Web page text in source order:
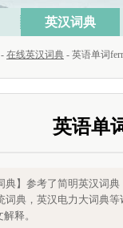
英汉词典
- 在线英汉词典 - 英语单词
英语单
典】参考了简明英汉词
词典，英汉电力大词典
释。